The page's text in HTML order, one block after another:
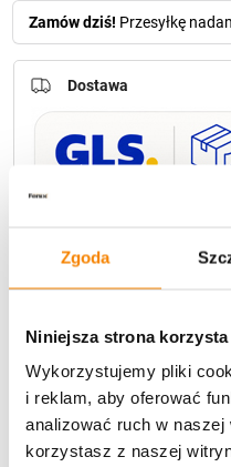
Zgoda
Niniejsza strona
Wykorzystujemy pliki
i reklam, aby oferować
analizować ruch w
korzystasz z naszej
Dostawa
Darmowa dostawa:
od 49 zł
Metody płatności
Zamów dziś! Przesyłkę